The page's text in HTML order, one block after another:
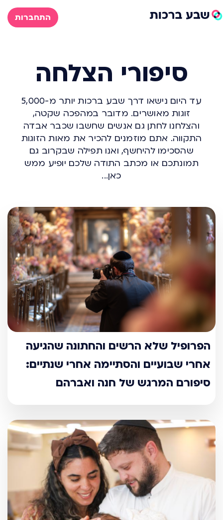
התחברות
סיפורי הצלחה
עד היום נישאו דרך שבע ברכות יותר מ-5,000
זוגות מאושרים. מדובר במהפכה שקטה,
והצלחנו לחתן גם אנשים שחשבו שכבר אבדה
התקווה. אתם מוזמנים להכיר את מאות הזוגות
שהסכימו להיחשף, ואנו תפילה שבקרוב גם
תמונתכם או מכתב התודה שלכם יופיע ממש
כאן...
הפרופיל שלא הרשים והחתונה שהגיעה
אחרי שבועיים והסתיימה אחרי שנתיים:
סיפורם המרגש של חנה ואברהם